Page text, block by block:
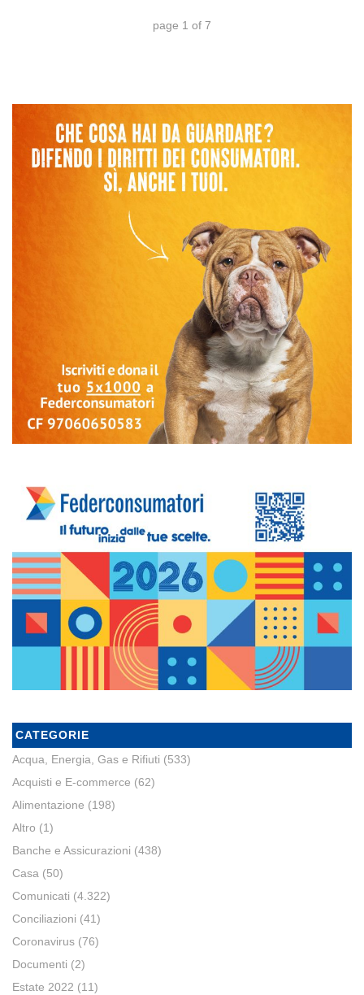
page 1 of 7
CATEGORIE
Acqua, Energia, Gas e Rifiuti (533)
Acquisti e E-commerce (62)
Alimentazione (198)
Altro (1)
Banche e Assicurazioni (438)
Casa (50)
Comunicati (4.322)
Conciliazioni (41)
Coronavirus (76)
Documenti (2)
Estate 2022 (11)